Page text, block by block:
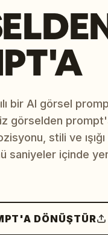
bir AI görsel
görselden
stili ve
saniyeler içinde
DÖNÜŞTÜR